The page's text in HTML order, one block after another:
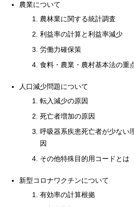
農業について
農林業に関する統計調査
利益率の計算と利益率減少
労働力確保策
食料・農業・農村基本法の重
人口減少問題について
転入減少の原因
死亡者増加の原因
呼吸器系疾患死亡者が少ない
因
その他特殊目的用コードとは
新型コロナワクチンについて
有効率の計算根拠